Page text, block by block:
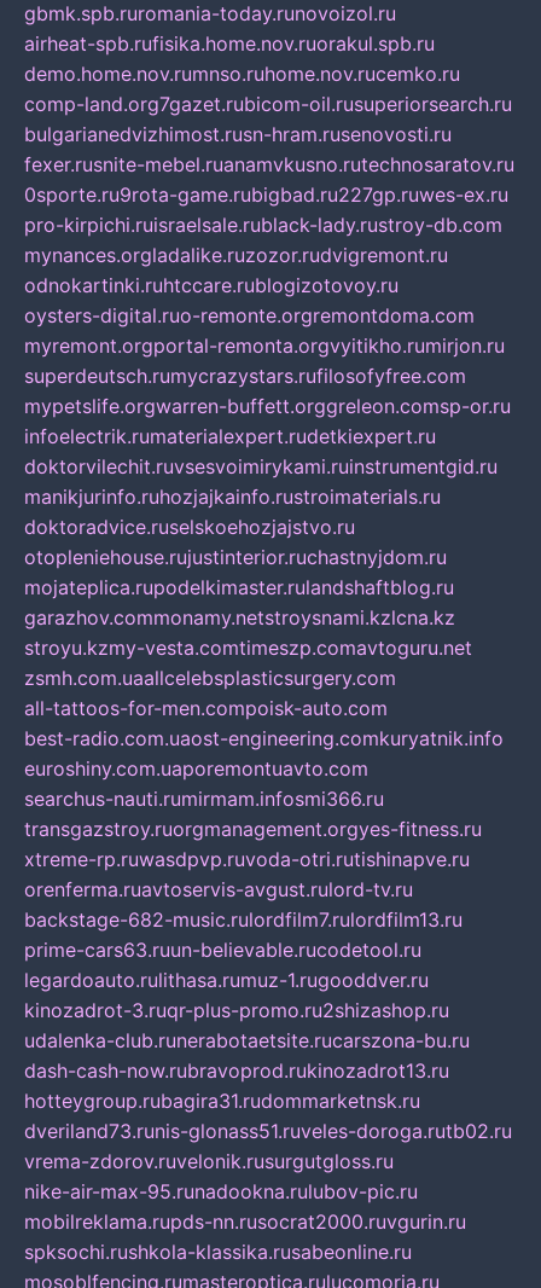
gbmk.spb.ruromania-today.runovoizol.ru
airheat-spb.rufisika.home.nov.ruorakul.spb.ru
demo.home.nov.rumnso.ruhome.nov.rucemko.ru
comp-land.org7gazet.rubicom-oil.rusuperiorsearch.ru
bulgarianedvizhimost.rusn-hram.rusenovosti.ru
fexer.rusnite-mebel.ruanamvkusno.rutechnosaratov.ru
0sporte.ru9rota-game.rubigbad.ru227gp.ruwes-ex.ru
pro-kirpichi.ruisraelsale.rublack-lady.rustroy-db.com
mynances.orgladalike.ruzozor.rudvigremont.ru
odnokartinki.ruhtccare.rublogizotovoy.ru
oysters-digital.ruo-remonte.orgremontdoma.com
myremont.orgportal-remonta.orgvyitikho.rumirjon.ru
superdeutsch.rumycrazystars.rufilosofyfree.com
mypetslife.orgwarren-buffett.orggreleon.comsp-or.ru
infoelectrik.rumaterialexpert.rudetkiexpert.ru
doktorvilechit.ruvsesvoimirykami.ruinstrumentgid.ru
manikjurinfo.ruhozjajkainfo.rustroimaterials.ru
doktoradvice.ruselskoehozjajstvo.ru
otopleniehouse.rujustinterior.ruchastnyjdom.ru
mojateplica.rupodelkimaster.rulandshaftblog.ru
garazhov.commonamy.netstroysnami.kzlcna.kz
stroyu.kzmy-vesta.comtimeszp.comavtoguru.net
zsmh.com.uaallcelebsplasticsurgery.com
all-tattoos-for-men.compoisk-auto.com
best-radio.com.uaost-engineering.comkuryatnik.info
euroshiny.com.uaporemontuavto.com
searchus-nauti.rumirmam.infosmi366.ru
transgazstroy.ruorgmanagement.orgyes-fitness.ru
xtreme-rp.ruwasdpvp.ruvoda-otri.rutishinapve.ru
orenferma.ruavtoservis-avgust.rulord-tv.ru
backstage-682-music.rulordfilm7.rulordfilm13.ru
prime-cars63.ruun-believable.rucodetool.ru
legardoauto.rulithasa.rumuz-1.rugooddver.ru
kinozadrot-3.ruqr-plus-promo.ru2shizashop.ru
udalenka-club.runerabotaetsite.rucarszona-bu.ru
dash-cash-now.rubravoprod.rukinozadrot13.ru
hotteygroup.rubagira31.rudommarketnsk.ru
dveriland73.runis-glonass51.ruveles-doroga.rutb02.ru
vrema-zdorov.ruvelonik.rusurgutgloss.ru
nike-air-max-95.runadookna.rulubov-pic.ru
mobilreklama.rupds-nn.rusocrat2000.ruvgurin.ru
spksochi.rushkola-klassika.rusabeonline.ru
mosoblfencing.rumasteroptica.rulucomoria.ru